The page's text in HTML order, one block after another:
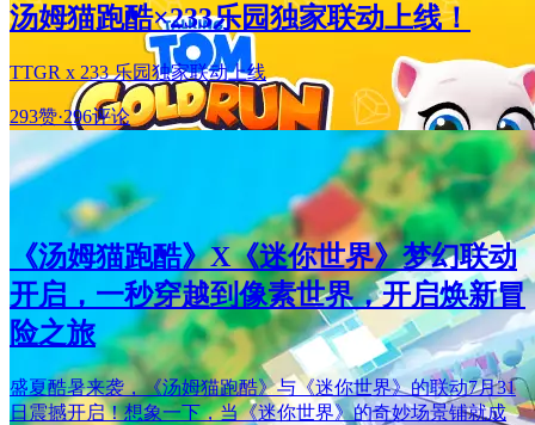
汤姆猫跑酷×233乐园独家联动上线！
TTGR x 233 乐园独家联动上线
293赞·296评论
《汤姆猫跑酷》X《迷你世界》梦幻联动
开启，一秒穿越到像素世界，开启焕新冒
险之旅
盛夏酷暑来袭，《汤姆猫跑酷》与《迷你世界》的联动7月31
日震撼开启！想象一下，当《迷你世界》的奇妙场景铺就成